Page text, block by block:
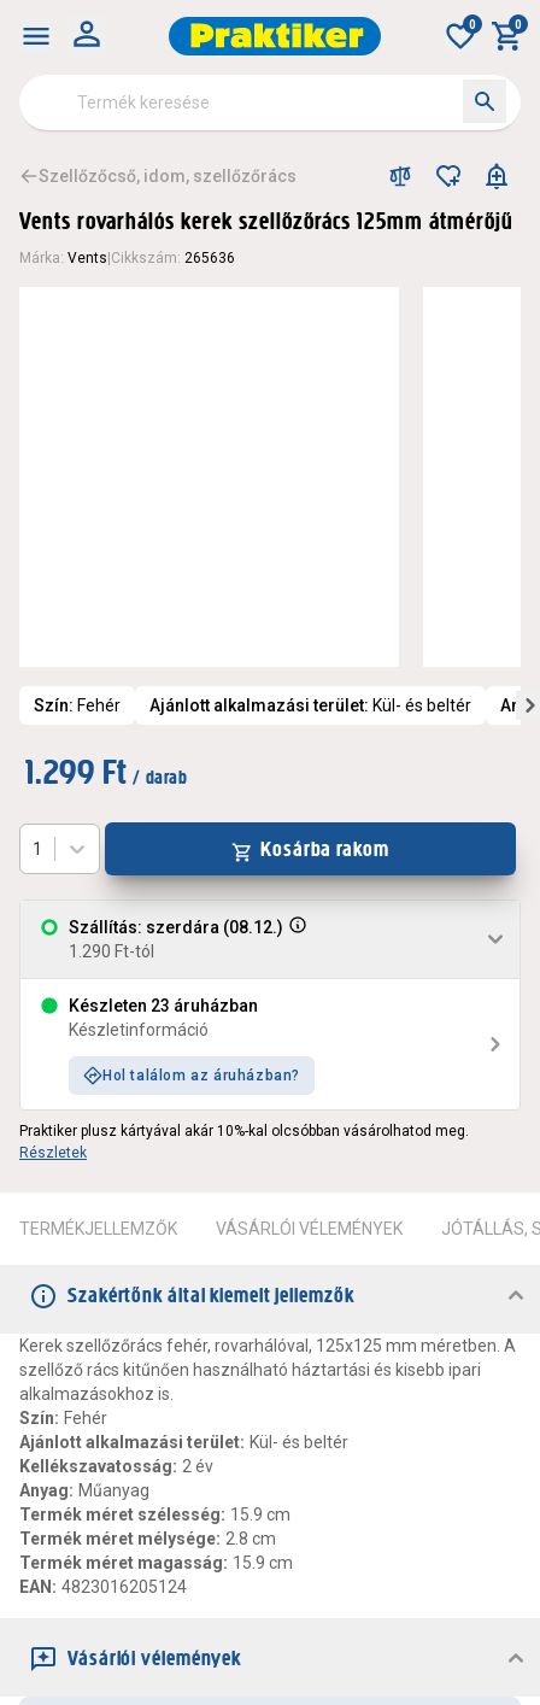
0 0
Szellőzőcső, idom, szellőzőrács
Vents rovarhálós kerek szellőzőrács 125mm átmérőjű
Márka: Vents Cikkszám: 265636
Szín: Fehér Ajánlott alkalmazási terület: Kül- és beltér
1.299 Ft / darab
Szállítás: szerdára (08.12.)
1.290 Ft-tól
Készleten 23 áruházban
Készletinformáció
Hol találom az áruházban?
1 Kosárba rakom
Praktiker plusz kártyával akár 10%-kal olcsóbban vásárolhatod meg.
Részletek
TERMÉKJELLEMZŐK VÁSÁRLÓI VÉLEMÉNYEK JÓTÁLLÁS,
Szakértőnk által kiemelt jellemzők
Kerek szellőzőrács fehér, rovarhálóval, 125x125 mm méretben. A
szellőző rács kitűnően használható háztartási és kisebb ipari
alkalmazásokhoz is.
Szín: Fehér
Ajánlott alkalmazási terület: Kül- és beltér
Kellékszavatosság: 2 év
Anyag: Műanyag
Termék méret szélesség: 15.9 cm
Termék méret mélysége: 2.8 cm
Termék méret magasság: 15.9 cm
EAN : 4823016205124
Vásárlói vélemények